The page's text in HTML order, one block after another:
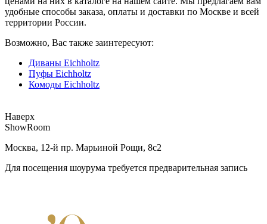
удобные способы заказа, оплаты и доставки по Москве и всей
территории России.
Возможно, Вас также заинтересуют:
Диваны Eichholtz
Пуфы Eichholtz
Комоды Eichholtz
Наверх
ShowRoom
Москва, 12-й пр. Марьиной Рощи, 8с2
Для посещения шоурума требуется предварительная запись